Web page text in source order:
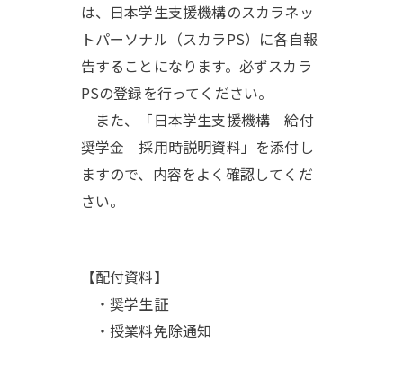
は、日本学生支援機構のスカラネッ
トパーソナル（スカラPS）に各自報
告することになります。必ずスカラ
PSの登録を行ってください。
また、「日本学生支援機構 給付
奨学金 採用時説明資料」を添付し
ますので、内容をよく確認してくだ
さい。
【配付資料】
・奨学生証
・授業料免除通知